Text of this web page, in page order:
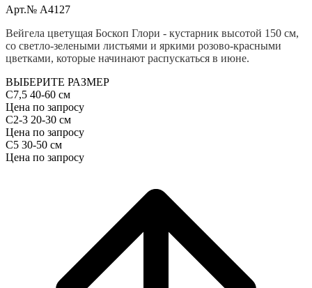
Арт.№ A4127
Вейгела цветущая Боскоп Глори - кустарник высотой 150 см,
со светло-зелеными листьями и яркими розово-красными
цветками, которые начинают распускаться в июне.
ВЫБЕРИТЕ РАЗМЕР
С7,5 40-60 см
Цена по запросу
С2-3 20-30 см
Цена по запросу
С5 30-50 см
Цена по запросу